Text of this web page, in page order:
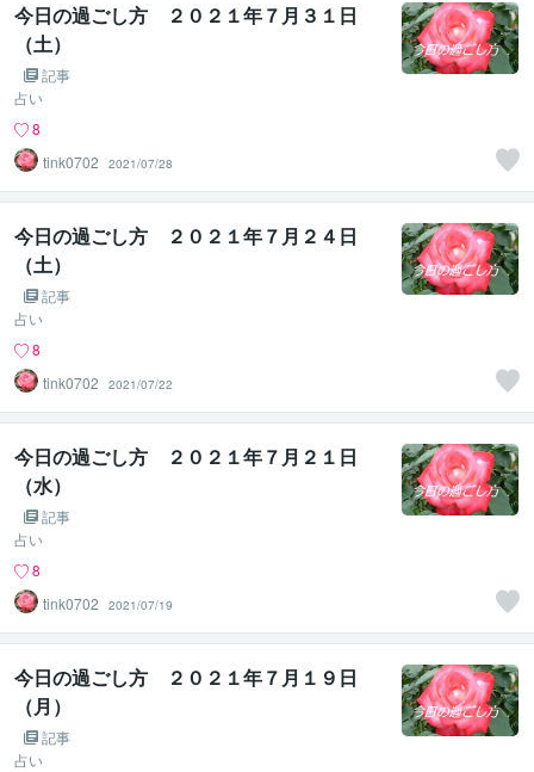
今日の過ごし方 ２０２１年７月３１日
（土）
記事
占い
8
tink0702
2021/07/28
今日の過ごし方 ２０２１年７月２４日
（土）
記事
占い
8
tink0702
2021/07/22
今日の過ごし方 ２０２１年７月２１日
（水）
記事
占い
8
tink0702
2021/07/19
今日の過ごし方 ２０２１年７月１９日
（月）
記事
占い